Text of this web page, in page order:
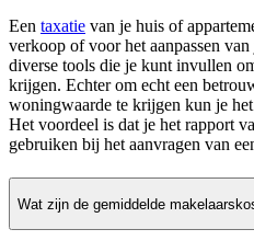
Een taxatie van je huis of
verkoop of voor het aanpassen
diverse tools die je kunt invullen
krijgen. Echter om echt een
woningwaarde te krijgen kun je
Het voordeel is dat je het rapport
gebruiken bij het aanvragen van
Wat zijn de gemiddelde